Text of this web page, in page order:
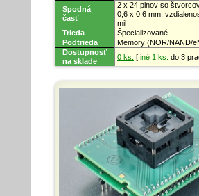
Spodná
časť
2 x 24 pinov so
0,6 x 0,6 mm,
mil
Trieda
Špecializované
Podtrieda
Memory (NOR/NAND/
Dostupnosť
na sklade
0 ks. [ iné 1 ks. do 3